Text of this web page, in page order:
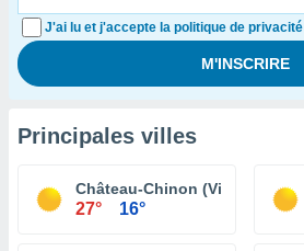
J'ai lu et j'accepte la politique de privacité
Principales villes
Château-Chinon (Ville)
27° 16°